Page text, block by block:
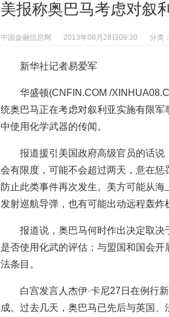
美报称奥巴马考虑对叙
中国金融信息网 2013年08月28日09:30 分类：
新华社记者易爱军
华盛顿(CNFIN.COM /
统奥巴马正在考虑对叙利亚实施有限
中使用化学武器的传闻。
报道援引美国政府高级官员的话
会有限度，可能不会超过两天，意在
防止此类事件再次发生。美方可能从
发射巡航导弹，也有可能出动远程轰炸
报道说，奥巴马何时作出决定取
是否使用化武的评估；与盟国和国会
法条目。
白宫发言人杰伊·卡尼27日在例行
成。过去几天，奥巴马已先后与英国